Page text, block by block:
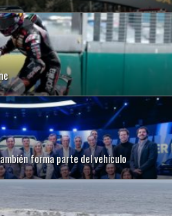
forma parte del vehículo